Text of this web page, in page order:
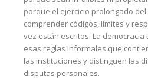
porque el ejercicio prolongado
comprender códigos, límites y
vez están escritos. La
esas reglas informales que
las instituciones y distinguen las
disputas personales.